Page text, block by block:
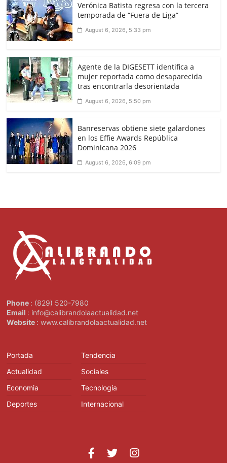
Verónica Batista regresa con la tercera
temporada de “Fuera de Liga”
August 6, 2026, 5:33 pm
Agente de la DIGESETT identifica a
mujer reportada como desaparecida
tras encontrarla desorientada
August 6, 2026, 5:50 pm
Banreservas obtiene siete galardones
en los Effie Awards República
Dominicana 2026
August 6, 2026, 6:09 pm
Phone : (829) 520-7980
Email : info@calibrandolaactualidad.net
Website : www.calibrandolaactualidad.net
Portada
Actualidad
Economia
Deportes
Tendencia
Sociales
Tecnologia
Internacional